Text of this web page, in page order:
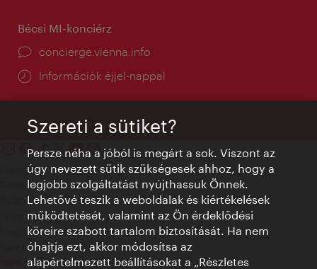
Bécsi MI-konciérz
concierge.vienna.info
Információk éjjel-nappal
Kapcsolat
Credits
Adatvédelmi nyilatkozat
Terms of Use
Megközelíthetőség
Sajtókapcsolat
Sütik beállítása
Szereti a sütiket?
Persze néha a jóból is megárt a sok. Viszont az
úgy nevezett sütik szükségesek ahhoz, hogy a
legjobb szolgáltatást nyújthassuk Önnek.
Lehetővé teszik a weboldalak és kiértékelések
működtetését, valamint az Ön érdeklődési
köreire szabott tartalom biztosítását. Ha nem
óhajtja ezt, akkor módosítsa az
alapértelmezett beállításokat a „Részletes